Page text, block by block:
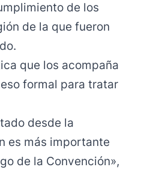
de los
de la que fueron
que los acompaña
formal para tratar
desde la
es más importante
de la Convención»,